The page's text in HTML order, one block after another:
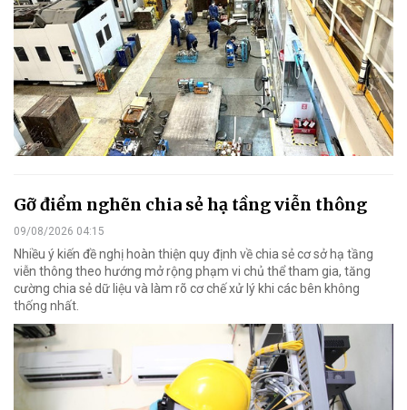
Gỡ điểm nghẽn chia sẻ hạ tầng viễn thông
09/08/2026 04:15
Nhiều ý kiến đề nghị hoàn thiện quy định về chia sẻ cơ sở hạ tầng
viễn thông theo hướng mở rộng phạm vi chủ thể tham gia, tăng
cường chia sẻ dữ liệu và làm rõ cơ chế xử lý khi các bên không
thống nhất.